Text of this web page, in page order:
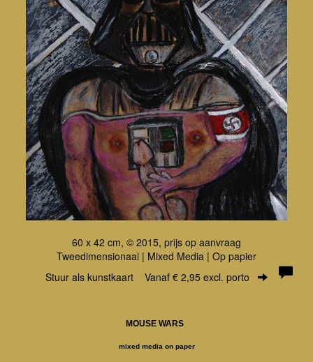
60 x 42 cm, © 2015, prijs op aanvraag
Tweedimensionaal | Mixed Media | Op papier
Stuur als kunstkaart Vanaf € 2,95 excl. porto
MOUSE WARS
mixed media on paper